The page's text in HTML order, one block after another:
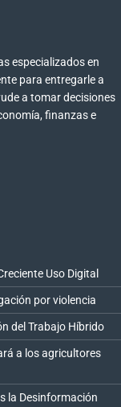
especializados en
para entregarle a
a tomar decisiones
finanzas e
Uso Digital
por violencia
del Trabajo Híbrido
a los agricultores
la Desinformación